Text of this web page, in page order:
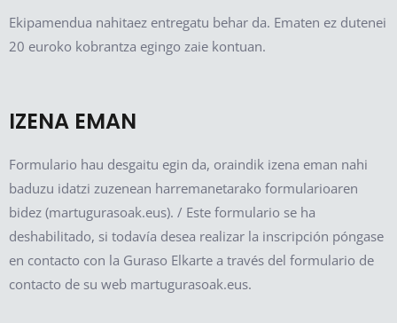
Ekipamendua nahitaez entregatu behar da. Ematen ez dutenei
20 euroko kobrantza egingo zaie kontuan.
IZENA EMAN
Formulario hau desgaitu egin da, oraindik izena eman nahi
baduzu idatzi zuzenean harremanetarako formularioaren
bidez (martugurasoak.eus). / Este formulario se ha
deshabilitado, si todavía desea realizar la inscripción póngase
en contacto con la Guraso Elkarte a través del formulario de
contacto de su web martugurasoak.eus.